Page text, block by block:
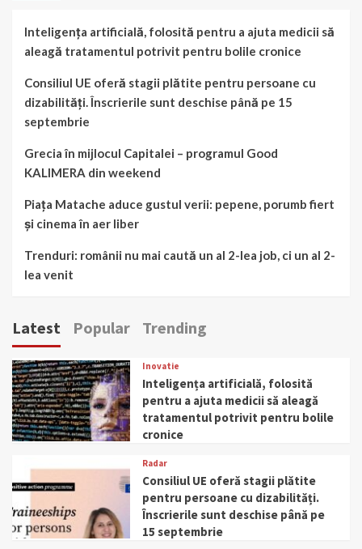
Inteligența artificială, folosită pentru a ajuta medicii să
aleagă tratamentul potrivit pentru bolile cronice
Consiliul UE oferă stagii plătite pentru persoane cu
dizabilități. Înscrierile sunt deschise până pe 15
septembrie
Grecia în mijlocul Capitalei – programul Good
KALIMERA din weekend
Piața Matache aduce gustul verii: pepene, porumb fiert
și cinema în aer liber
Trenduri: românii nu mai caută un al 2-lea job, ci un al 2-
lea venit
Latest Popular Trending
Inovatie
Inteligența artificială, folosită
pentru a ajuta medicii să aleagă
tratamentul potrivit pentru bolile
cronice
Radar
Consiliul UE oferă stagii plătite
pentru persoane cu dizabilități.
Înscrierile sunt deschise până pe
15 septembrie